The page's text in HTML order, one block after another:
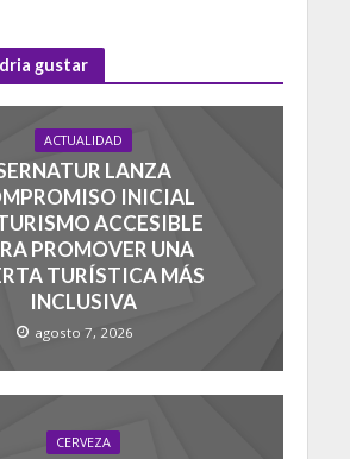
gustar
ACTUALIDAD
LANZA
INICIAL
ACCESIBLE
PROMOVER UNA
TURÍSTICA MÁS
INCLUSIVA
agosto 7, 2026
CERVEZA